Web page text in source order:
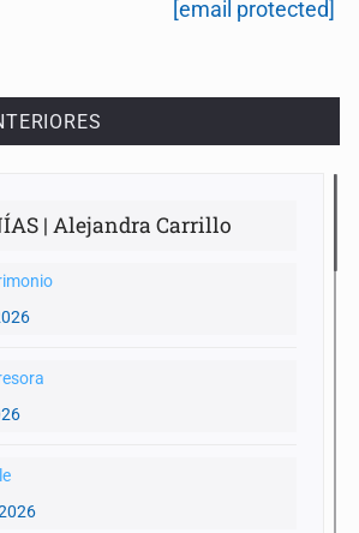
[email protected]
| Alejandra Carrillo